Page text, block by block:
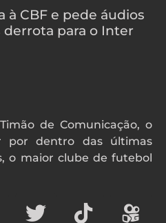
à CBF e pede áudios
para o Inter
de Comunicação, o
por dentro das últimas
o maior clube de futebol